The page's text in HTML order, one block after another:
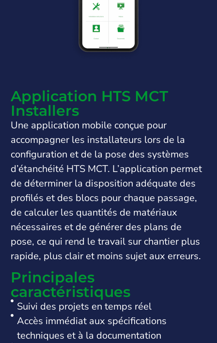
Application HTS MCT
Installers
Une application mobile conçue pour
accompagner les installateurs lors de la
configuration et de la pose des systèmes
d’étanchéité HTS MCT. L’application permet
de déterminer la disposition adéquate des
profilés et des blocs pour chaque passage,
de calculer les quantités de matériaux
nécessaires et de générer des plans de
pose, ce qui rend le travail sur chantier plus
rapide, plus clair et moins sujet aux erreurs.
Principales
caractéristiques
Suivi des projets en temps réel
Accès immédiat aux spécifications
techniques et à la documentation